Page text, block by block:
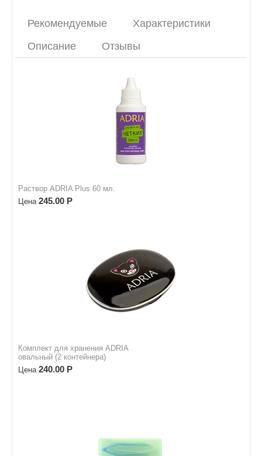
Рекомендуемые
Характеристики
Описание
Отзывы
Раствор ADRIA Plus 60 мл.
Цена 245.00 Р
Комплект для хранения ADRIA
овальный (2 контейнера)
Цена 240.00 Р